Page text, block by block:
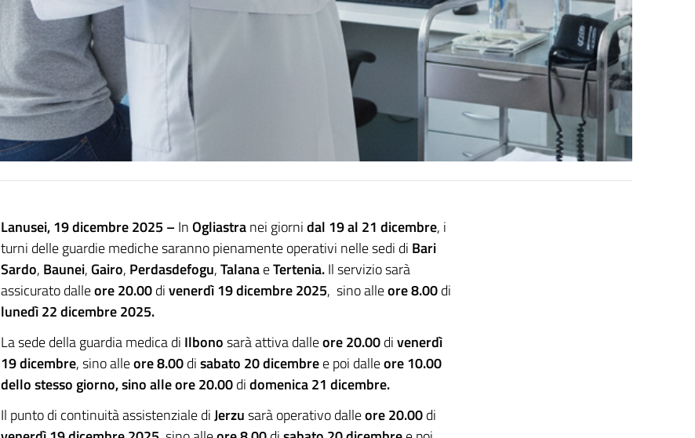
Lanusei, 19 dicembre 2025 –InOgliastranei giornidal 19 al 21 dicembre, i
turni delle guardie mediche saranno pienamente operativi nelle sedi di Bari
Sardo, Baunei, Gairo, Perdasdefogu,TalanaeTertenia.Il servizio sarà
assicurato dalleore 20.00divenerdì 19 dicembre 2025, sino alleore 8.00di
lunedì 22 dicembre 2025.
La sede della guardia medica di Ilbonosarà attiva dalleore 20.00divenerdì
19 dicembre, sino alleore 8.00disabato 20 dicembree poi dalleore 10.00
dello stesso giorno, sino alleore 20.00didomenica 21 dicembre.
Il punto di continuità assistenziale diJerzusarà operativo dalleore 20.00di